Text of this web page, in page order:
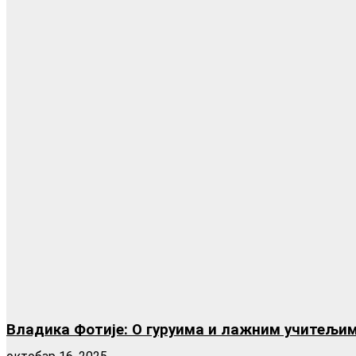
Владика Фотије: О гуруима и лажним